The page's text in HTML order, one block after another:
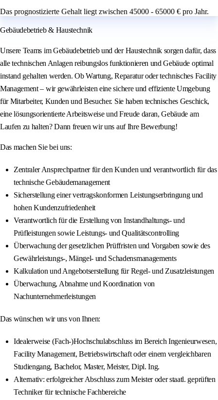
Das prognostizierte Gehalt liegt zwischen 45000 - 65000 € pro Jahr.
Gebäudebetrieb & Haustechnik
Unsere Teams im Gebäudebetrieb und der Haustechnik sorgen dafür, dass
alle technischen Anlagen reibungslos funktionieren und Gebäude optimal
instand gehalten werden. Ob Wartung, Reparatur oder technisches Facility
Management – wir gewährleisten eine sichere und effiziente Umgebung
für Mitarbeiter, Kunden und Besucher. Sie haben technisches Geschick,
eine lösungsorientierte Arbeitsweise und Freude daran, Gebäude am
Laufen zu halten? Dann freuen wir uns auf Ihre Bewerbung!
Das machen Sie bei uns:
Zentraler Ansprechpartner für den Kunden und verantwortlich für das
technische Gebäudemanagement
Sicherstellung einer vertragskonformen Leistungserbringung und
hohen Kundenzufriedenheit
Verantwortlich für die Erstellung von Instandhaltungs- und
Prüfleistungen sowie Leistungs- und Qualitätscontrolling
Überwachung der gesetzlichen Prüffristen und Vorgaben sowie des
Gewährleistungs-, Mängel- und Schadensmanagements
Kalkulation und Angebotserstellung für Regel- und Zusatzleistungen
Überwachung, Abnahme und Koordination von
Nachunternehmerleistungen
Das wünschen wir uns von Ihnen:
Idealerweise (Fach-)Hochschulabschluss im Bereich Ingenieurwesen,
Facility Management, Betriebswirtschaft oder einem vergleichbaren
Studiengang, Bachelor, Master, Meister, Dipl. Ing.
Alternativ: erfolgreicher Abschluss zum Meister oder staatl. geprüften
Techniker für technische Fachbereiche